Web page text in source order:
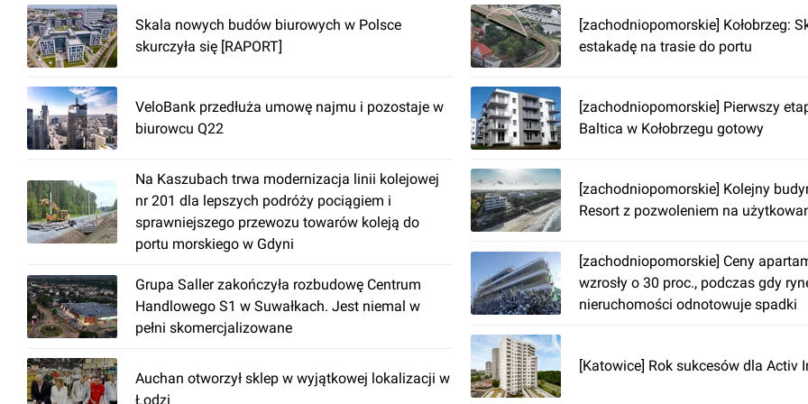
Skala nowych budów biurowych w Polsce
skurczyła się [RAPORT]
VeloBank przedłuża umowę najmu i pozostaje w
biurowcu Q22
Na Kaszubach trwa modernizacja linii kolejowej
nr 201 dla lepszych podróży pociągiem i
sprawniejszego przewozu towarów koleją do
portu morskiego w Gdyni
Grupa Saller zakończyła rozbudowę Centrum
Handlowego S1 w Suwałkach. Jest niemal w
pełni skomercjalizowane
Auchan otworzył sklep w wyjątkowej lokalizacji w
Łodzi
[zachodniopomorskie] Kołobrzeg:
estakadę na trasie do portu
[zachodniopomorskie] Pierwszy
Baltica w Kołobrzegu gotowy
[zachodniopomorskie] Kolejny
Resort z pozwoleniem na
[zachodniopomorskie] Ceny
wzrosły o 30 proc., podczas gdy
nieruchomości odnotowuje spadki
[Katowice] Rok sukcesów dla Activ